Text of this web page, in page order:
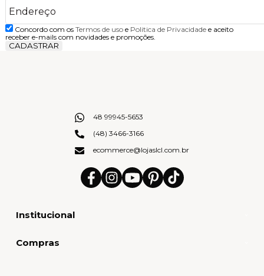
Concordo com os Termos de usoe Politica de Privacidadee aceito
receber e-mails com novidades e promoções.
CADASTRAR
Institucional
Compras
48 99945-5653
(48) 3466-3166
ecommerce@lojaslcl.com.br